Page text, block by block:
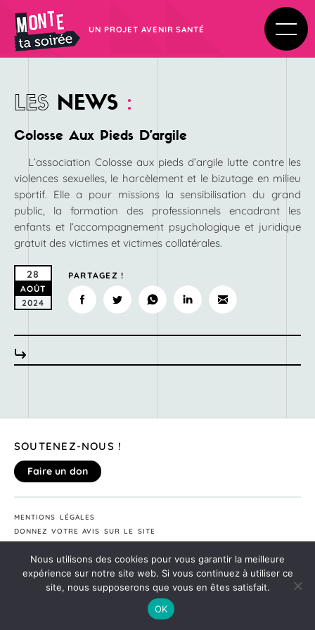
UN PROJET AVENIR SANTÉ
LES NEWS :
Colosse Aux Pieds D’argile
L’association Colosse aux pieds d’argile lutte contre les
violences sexuelles, le harcèlement et le bizutage en milieu
sportif. Elle a pour missions la sensibilisation du grand
public, la formation des professionnels encadrant les
enfants et l’accompagnement psychologique et juridique
gratuit des victimes et victimes collatérales.
28
AOÛT
2024
PARTAGEZ !
SOUTENEZ-NOUS !
Faire un don
MENTIONS LÉGALES
DONNEZ VOTRE AVIS SUR LE SITE
Nous utilisons des cookies pour vous garantir la meilleure
expérience sur notre site web. Si vous continuez à utiliser ce
site, nous supposerons que vous en êtes satisfait.
OK